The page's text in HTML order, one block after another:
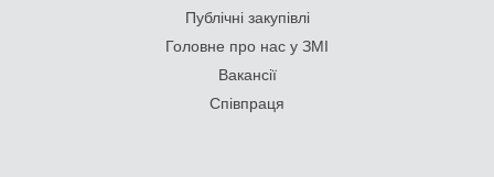
Публічні закупівлі
Головне про нас у ЗМІ
Вакансії
Співпраця